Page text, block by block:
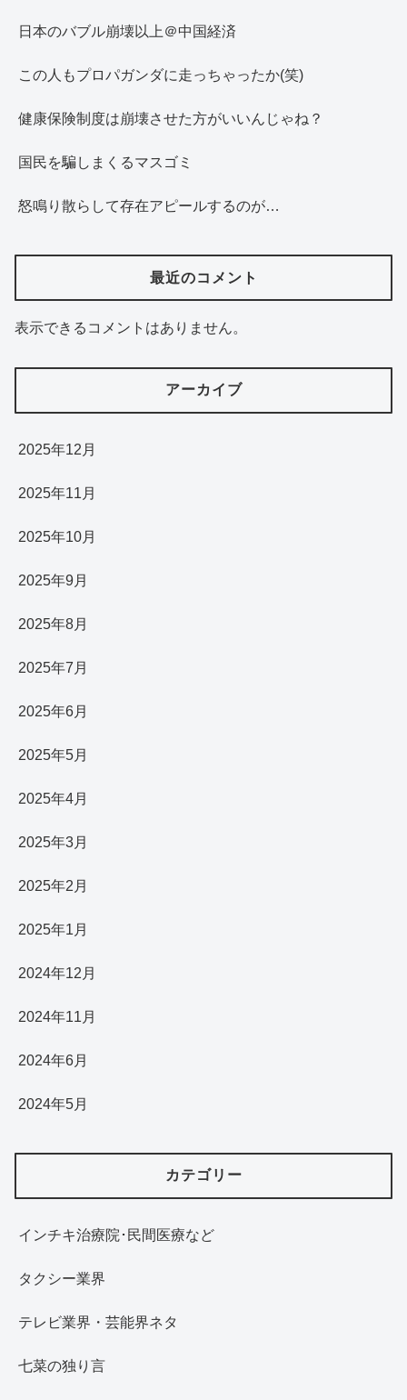
日本のバブル崩壊以上＠中国経済
この人もプロパガンダに走っちゃったか(笑)
健康保険制度は崩壊させた方がいいんじゃね？
国民を騙しまくるマスゴミ
怒鳴り散らして存在アピールするのが…
最近のコメント
表示できるコメントはありません。
アーカイブ
2025年12月
2025年11月
2025年10月
2025年9月
2025年8月
2025年7月
2025年6月
2025年5月
2025年4月
2025年3月
2025年2月
2025年1月
2024年12月
2024年11月
2024年6月
2024年5月
カテゴリー
インチキ治療院･民間医療など
タクシー業界
テレビ業界・芸能界ネタ
七菜の独り言